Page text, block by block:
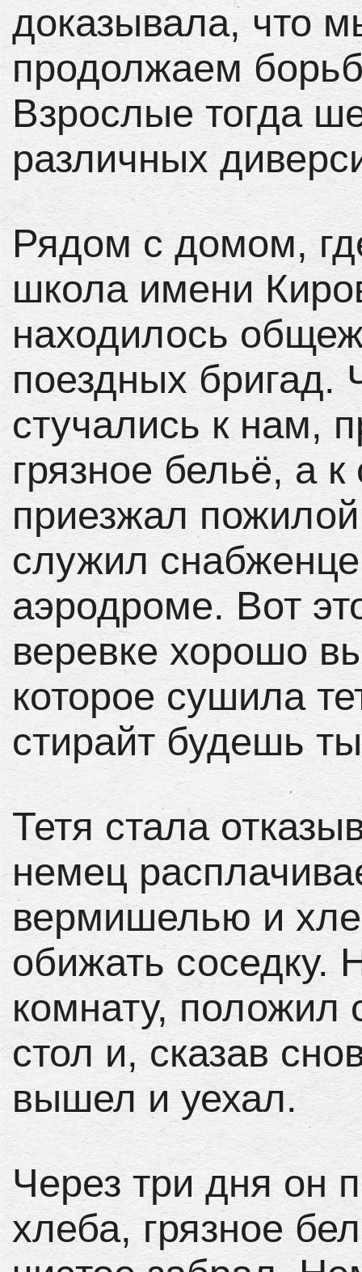
доказывала, что
продолжаем
Взрослые тогда
различных
Рядом с домом,
школа имени
находилось
поездных бригад.
стучались к нам,
грязное бельё, а
приезжал
служил
аэродроме. Вот
веревке хорошо
которое сушила
стирайт будешь
Тетя стала
немец
вермишелью и
обижать соседку.
комнату, положил
стол и, сказав
вышел и уехал.
Через три дня он
хлеба, грязное